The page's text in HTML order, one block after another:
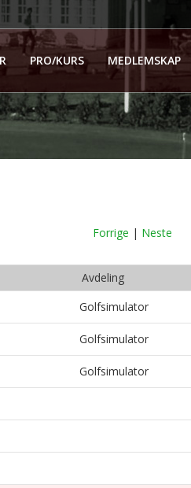
PRO/KURS MEDLEMSKAP
Forrige | Neste
Avdeling
Golfsimulator
Golfsimulator
Golfsimulator